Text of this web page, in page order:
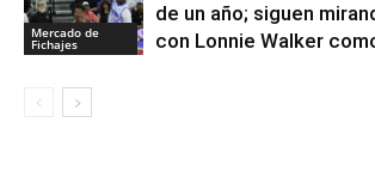
Mercado de
Fichajes
de un año; siguen
con Lonnie Walker